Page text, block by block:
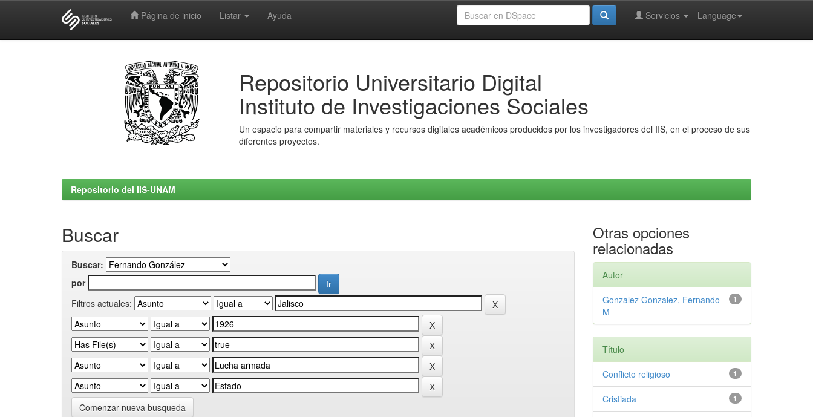
Página de inicio Listar Ayuda Language
Servicios
Repositorio Universitario Digital
Instituto de Investigaciones Sociales
Un espacio para compartir materiales y recursos digitales académicos producidos por los investigadores del IIS, en el proceso de sus
diferentes proyectos.
Repositorio del IIS-UNAM
Buscar
Buscar:
por
Filtros actuales:
Comenzar nueva busqueda
Otras opciones
relacionadas
Autor
1
Gonzalez Gonzalez, Fernando
M
Título
1
Conflicto religioso
1
Cristiada